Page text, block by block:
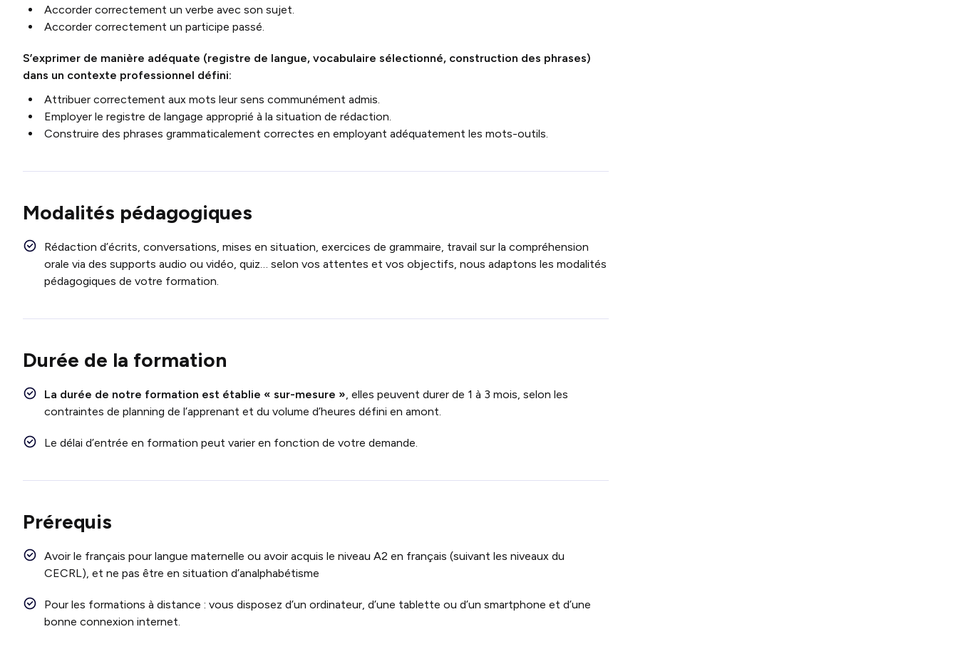
Accorder correctement un verbe avec son sujet.
Accorder correctement un participe passé.
S’exprimer de manière adéquate (registre de langue, vocabulaire sélectionné, construction des phrases)
dans un contexte professionnel défini:
Attribuer correctement aux mots leur sens communément admis.
Employer le registre de langage approprié à la situation de rédaction.
Construire des phrases grammaticalement correctes en employant adéquatement les mots-outils.
Modalités pédagogiques
Rédaction d’écrits, conversations, mises en situation, exercices de grammaire, travail sur la compréhension
orale via des supports audio ou vidéo, quiz… selon vos attentes et vos objectifs, nous adaptons les modalités
pédagogiques de votre formation.
Durée de la formation
La durée de notre formation est établie « sur-mesure », elles peuvent durer de 1 à 3 mois, selon les
contraintes de planning de l’apprenant et du volume d’heures défini en amont.
Le délai d’entrée en formation peut varier en fonction de votre demande.
Prérequis
Avoir le français pour langue maternelle ou avoir acquis le niveau A2 en français (suivant les niveaux du
CECRL), et ne pas être en situation d’analphabétisme
Pour les formations à distance : vous disposez d’un ordinateur, d’une tablette ou d’un smartphone et d’une
bonne connexion internet.